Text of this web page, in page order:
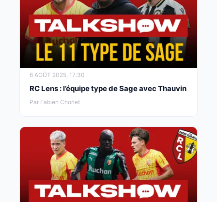
6 AOÛT 2025, 17:30
RC Lens : l’équipe type de Sage avec Thauvin
Par Fabien Chorlet